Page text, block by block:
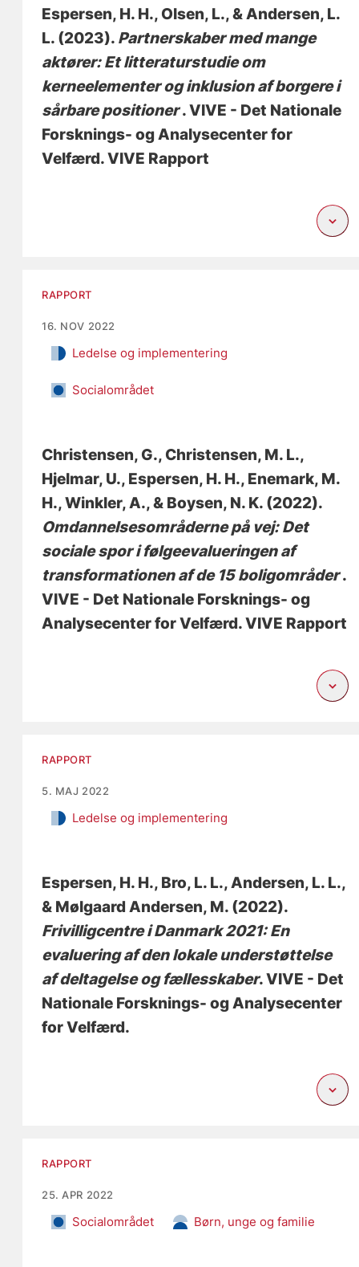
Espersen, H. H., Olsen, L., & Andersen, L.
L. (2023). Partnerskaber med mange
aktører: Et litteraturstudie om
kerneelementer og inklusion af borgere i
sårbare positioner. VIVE - Det Nationale
Forsknings- og Analysecenter for
Velfærd. VIVE Rapport
RAPPORT
16. NOV 2022
Ledelse og implementering
Socialområdet
Christensen, G., Christensen, M. L.,
Hjelmar, U., Espersen, H. H., Enemark, M.
H., Winkler, A., & Boysen, N. K. (2022).
Omdannelsesområderne på vej: Det
sociale spor i følgeevalueringen af
transformationen af de 15 boligområder.
VIVE - Det Nationale Forsknings- og
Analysecenter for Velfærd. VIVE Rapport
RAPPORT
5. MAJ 2022
Ledelse og implementering
Espersen, H. H., Bro, L. L., Andersen, L. L.,
& Mølgaard Andersen, M. (2022).
Frivilligcentre i Danmark 2021: En
evaluering af den lokale understøttelse
af deltagelse og fællesskaber. VIVE - Det
Nationale Forsknings- og Analysecenter
for Velfærd.
RAPPORT
25. APR 2022
Socialområdet Børn, unge og familie